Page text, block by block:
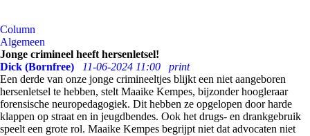
Column
Algemeen
Jonge crimineel heeft hersenletsel!
Dick (Bornfree)
11-06-2024 11:00
print
Een derde van onze jonge crimineeltjes blijkt een niet aangeboren
hersenletsel te hebben, stelt Maaike Kempes, bijzonder hoogleraar
forensische neuropedagogiek. Dit hebben ze opgelopen door harde
klappen op straat en in jeugdbendes. Ook het drugs- en drankgebruik
speelt een grote rol. Maaike Kempes begrijpt niet dat advocaten niet